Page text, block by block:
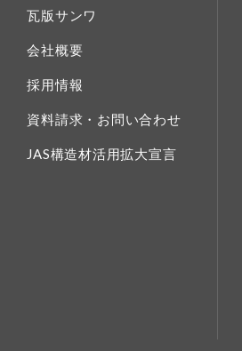
瓦版サンワ
会社概要
採用情報
資料請求・お問い合わせ
JAS構造材活用拡大宣言